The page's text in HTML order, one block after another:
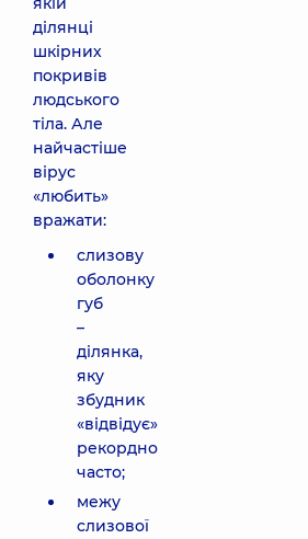
ділянці
шкірних
покривів
людського
тіла. Але
найчастіше
вірус
«любить»
вражати:
слизову
оболонку
губ
–
ділянка,
яку
збудник
«відвідує»
рекордно
часто;
межу
слизової